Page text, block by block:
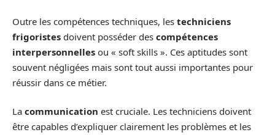
Outre les compétences techniques, les techniciens
frigoristes doivent posséder des compétences
interpersonnelles ou « soft skills ». Ces aptitudes sont
souvent négligées mais sont tout aussi importantes pour
réussir dans ce métier.
La communication est cruciale. Les techniciens doivent
être capables d’expliquer clairement les problèmes et les